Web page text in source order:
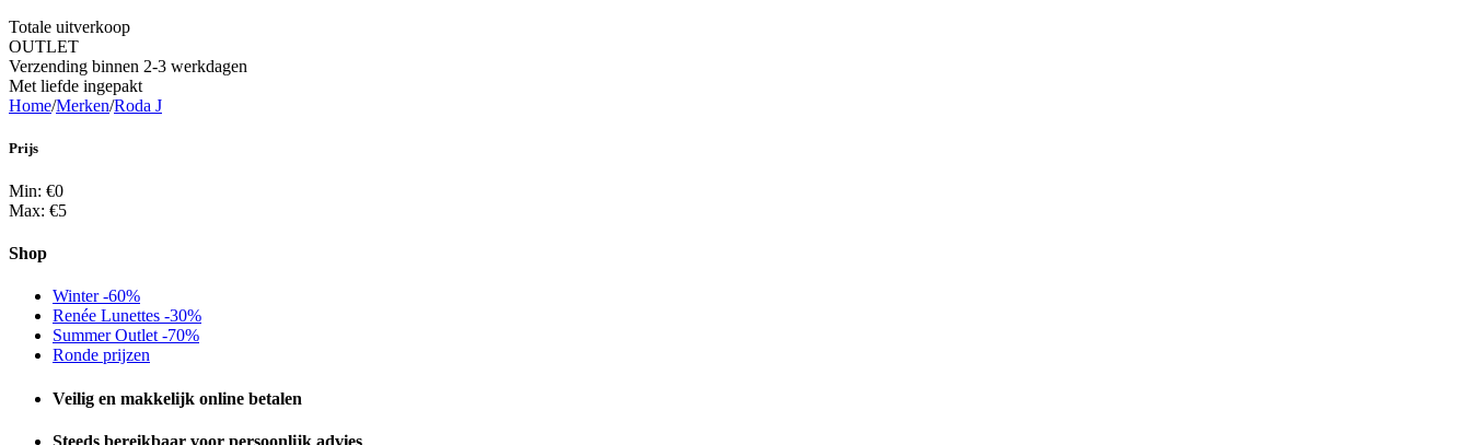
Totale uitverkoop
OUTLET
Verzending binnen 2-3 werkdagen
Met liefde ingepakt
Home/Merken/Roda J
Prijs
Min: €0
Max: €5
Shop
Winter -60%
Renée Lunettes -30%
Summer Outlet -70%
Ronde prijzen
Veilig en makkelijk online betalen
Steeds bereikbaar voor persoonlijk advies